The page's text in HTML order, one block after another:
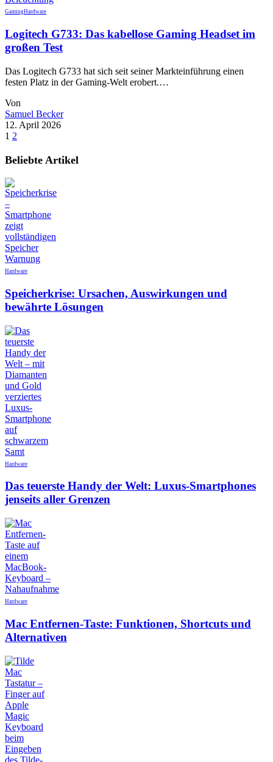
GamingHardware
Logitech G733: Das kabellose Gaming Headset im
großen Test
Das Logitech G733 hat sich seit seiner Markteinführung einen
festen Platz in der Gaming-Welt erobert.…
Von
Samuel Becker
12. April 2026
1 2
Beliebte Artikel
Hardware
Speicherkrise: Ursachen, Auswirkungen und
bewährte Lösungen
Hardware
Das teuerste Handy der Welt: Luxus-Smartphones
jenseits aller Grenzen
Hardware
Mac Entfernen-Taste: Funktionen, Shortcuts und
Alternativen